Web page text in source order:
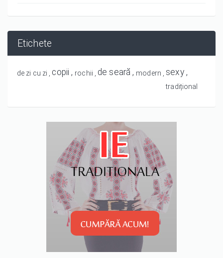
Etichete
de zi cu zi copii rochii de seară modern sexy
tradițional